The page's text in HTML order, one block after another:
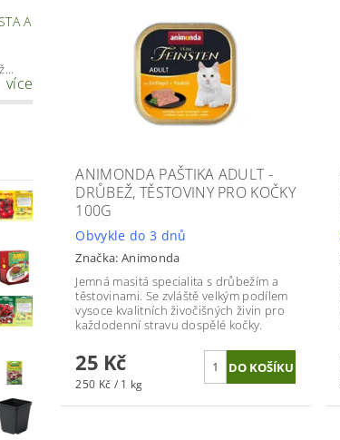
A
více
ANIMONDA PAŠTIKA ADULT -
DRŮBEŽ, TĚSTOVINY PRO KOČKY
100G
Obvykle do 3 dnů
Značka: Animonda
Jemná masitá specialita s drůbežím a
těstovinami. Se zvláště velkým podílem
vysoce kvalitních živočišných živin pro
každodenní stravu dospělé kočky.
25 Kč
250 Kč / 1 kg